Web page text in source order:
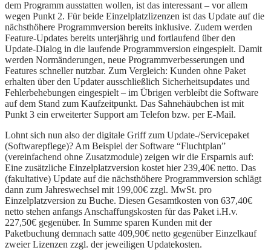
dem Programm ausstatten wollen, ist das interessant – vor allem
wegen Punkt 2. Für beide Einzelplatzlizenzen ist das Update auf die
nächsthöhere Programmversion bereits inklusive. Zudem werden
Feature-Updates bereits unterjährig und fortlaufend über den
Update-Dialog in die laufende Programmversion eingespielt. Damit
werden Normänderungen, neue Programmverbesserungen und
Features schneller nutzbar. Zum Vergleich: Kunden ohne Paket
erhalten über den Updater ausschließlich Sicherheitsupdates und
Fehlerbehebungen eingespielt – im Übrigen verbleibt die Software
auf dem Stand zum Kaufzeitpunkt. Das Sahnehäubchen ist mit
Punkt 3 ein erweiterter Support am Telefon bzw. per E-Mail.
Lohnt sich nun also der digitale Griff zum Update-/Servicepaket
(Softwarepflege)? Am Beispiel der Software “Fluchtplan”
(vereinfachend ohne Zusatzmodule) zeigen wir die Ersparnis auf:
Eine zusätzliche Einzelplatzversion kostet hier 239,40€ netto. Das
(fakultative) Update auf die nächsthöhere Programmversion schlägt
dann zum Jahreswechsel mit 199,00€ zzgl. MwSt. pro
Einzelplatzversion zu Buche. Diesen Gesamtkosten von 637,40€
netto stehen anfangs Anschaffungskosten für das Paket i.H.v.
227,50€ gegenüber. In Summe sparen Kunden mit der
Paketbuchung demnach satte 409,90€ netto gegenüber Einzelkauf
zweier Lizenzen zzgl. der jeweiligen Updatekosten.